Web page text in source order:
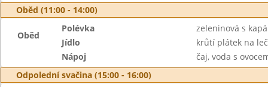
Oběd (11:00 - 14:00)
Oběd
Polévka
zeleninová s
Jídlo
krůtí plátek na
Nápoj
čaj, voda s
Odpolední svačina (15:00 - 16:00)